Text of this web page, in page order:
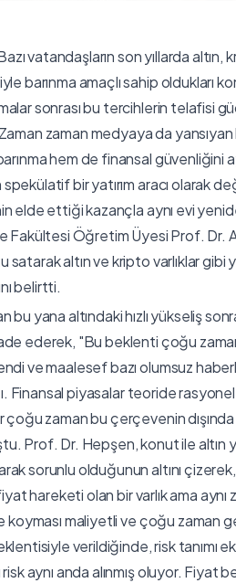
vatandaşların son yıllarda altın,
barınma amaçlı sahip oldukları
sonrası bu tercihlerin telafisi
zaman medyaya da
hem de finansal güvenliğini
bir yatırım aracı olarak
elde ettiği kazançla aynı evi
Öğretim Üyesi Prof. Dr.
altın ve kripto varlıklar gibi
belirtti.
bu yana altındaki hızlı yükseliş
ederek, "Bu beklenti çoğu
ve maalesef bazı olumsuz
Finansal piyasalar teoride
zaman bu çerçevenin
Prof. Dr. Hepşen, konut ile altın
sorunlu olduğunun altını
hareketi olan bir varlık ama aynı
koyması maliyetli ve çoğu zaman
verildiğinde, risk tanımı
aynı anda alınmış oluyor. Fiyat